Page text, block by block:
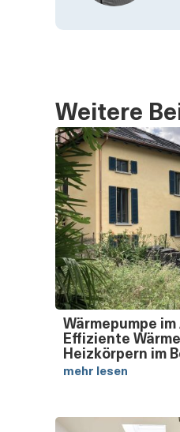
Weitere
Wärmepumpe
Effiziente
Heizkörpern im
mehr lesen